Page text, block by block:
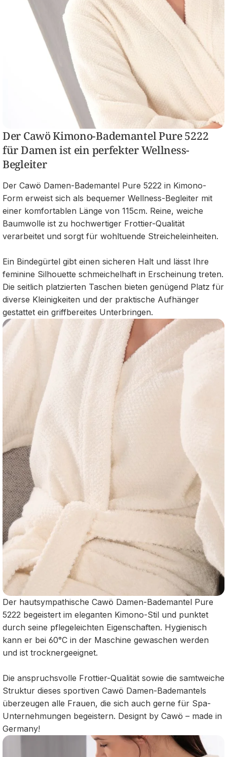
Der Cawö Kimono-Bademantel Pure 5222
für Damen ist ein perfekter Wellness-
Begleiter
Der Cawö Damen-Bademantel Pure 5222 in Kimono-
Form erweist sich als bequemer Wellness-Begleiter mit
einer komfortablen Länge von 115cm. Reine, weiche
Baumwolle ist zu hochwertiger Frottier-Qualität
verarbeitet und sorgt für wohltuende Streicheleinheiten.
Ein Bindegürtel gibt einen sicheren Halt und lässt Ihre
feminine Silhouette schmeichelhaft in Erscheinung treten.
Die seitlich platzierten Taschen bieten genügend Platz für
diverse Kleinigkeiten und der praktische Aufhänger
gestattet ein griffbereites Unterbringen.
Der hautsympathische Cawö Damen-Bademantel Pure
5222 begeistert im eleganten Kimono-Stil und punktet
durch seine pflegeleichten Eigenschaften. Hygienisch
kann er bei 60°C in der Maschine gewaschen werden
und ist trocknergeeignet.
Die anspruchsvolle Frottier-Qualität sowie die samtweiche
Struktur dieses sportiven Cawö Damen-Bademantels
überzeugen alle Frauen, die sich auch gerne für Spa-
Unternehmungen begeistern. Designt by Cawö – made in
Germany!